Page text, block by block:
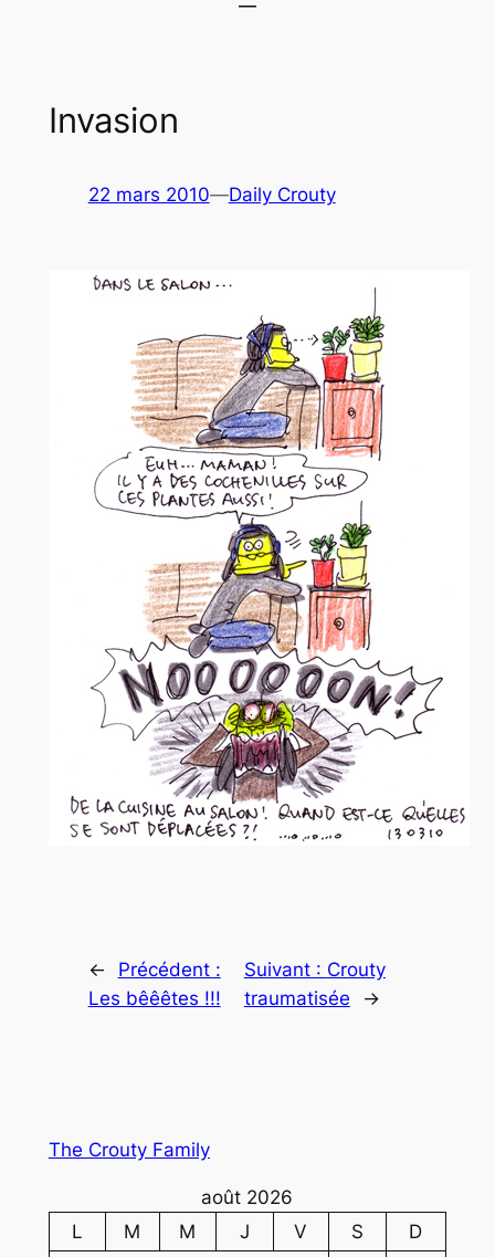
Invasion
22 mars 2010—Daily Crouty
←
Précédent :
Les bêêêtes !!!
Suivant : Crouty
traumatisée
→
The Crouty Family
août 2026
L
M M J V S
D